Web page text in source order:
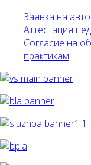
Заявка на
Аттестация
Согласие на
практикам